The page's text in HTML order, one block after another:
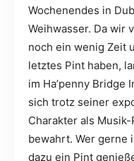
Wochenendes in
Weihwasser. Da wir
noch ein wenig Zeit
letztes Pint haben,
im Ha’penny Bridge
sich trotz seiner
Charakter als
bewahrt. Wer gerne
dazu ein Pint